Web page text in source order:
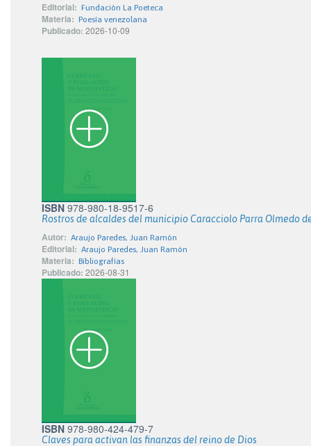
Editorial: Fundación La Poeteca
Materia: Poesía venezolana
Publicado: 2026-10-09
ISBN 978-980-18-9517-6
Rostros de alcaldes del municipio Caracciolo Parra Olmedo
Autor: Araujo Paredes, Juan Ramón
Editorial: Araujo Paredes, Juan Ramón
Materia: Bibliografías
Publicado: 2026-08-31
ISBN 978-980-424-479-7
Claves para activan las finanzas del reino de Dios